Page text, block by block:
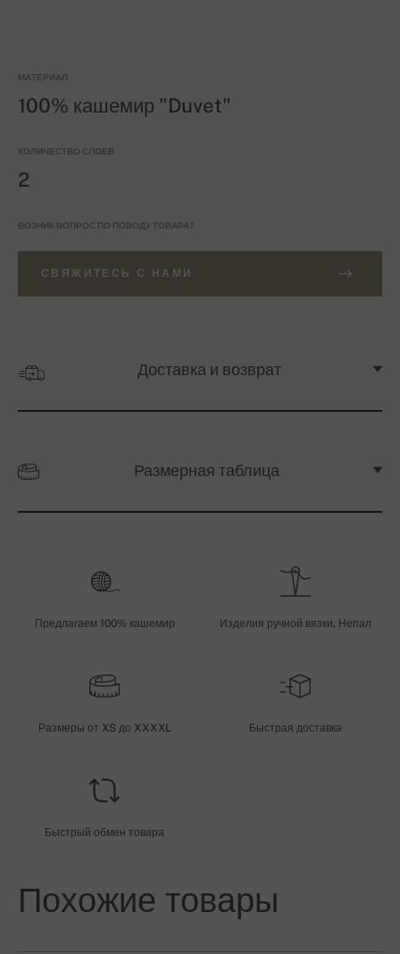
МАТЕРИАЛ
100% кашемир "Duvet"
КОЛИЧЕСТВО СЛОЕВ
2
ВОЗНИК ВОПРОС ПО ПОВОДУ ТОВАРА?
СВЯЖИТЕСЬ С НАМИ
Доставка и возврат
Размерная таблица
Предлагаем 100% кашемир Изделия ручной вязки, Непал
Размеры от XS до XXXXL Быстрая доставка
Быстрый обмен товара
Похожие товары